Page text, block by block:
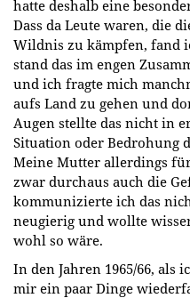
hatte deshalb eine
Dass da Leute waren, die
Wildnis zu kämpfen, fand
stand das im engen
und ich fragte mich
aufs Land zu gehen und
Augen stellte das nicht in
Situation oder Bedrohung
Meine Mutter allerdings
zwar durchaus auch die
kommunizierte ich das
neugierig und wollte
wohl so wäre.
In den Jahren 1965/66, als
mir ein paar Dinge